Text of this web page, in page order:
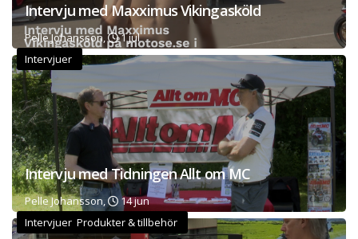
Intervju med Maxximus Vikingasköld
Pelle Johansson,
1 jul
Intervjuer
Intervju med Tidningen Allt om MC
Pelle Johansson,
14 jun
Intervjuer Produkter & tillbehör